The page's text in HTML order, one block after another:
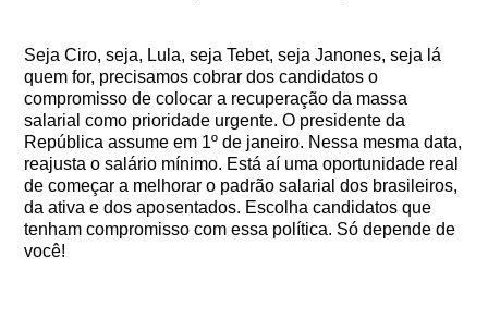
Seja Ciro, seja, Lula, seja Tebet, seja Janones, seja lá
quem for, precisamos cobrar dos candidatos o
compromisso de colocar a recuperação da massa
salarial como prioridade urgente. O presidente da
República assume em 1º de janeiro. Nessa mesma data,
reajusta o salário mínimo. Está aí uma oportunidade real
de começar a melhorar o padrão salarial dos brasileiros,
da ativa e dos aposentados. Escolha candidatos que
tenham compromisso com essa política. Só depende de
você!